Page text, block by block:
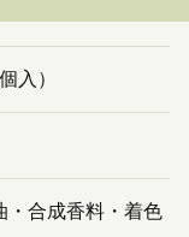
入）
・合成香料・着色